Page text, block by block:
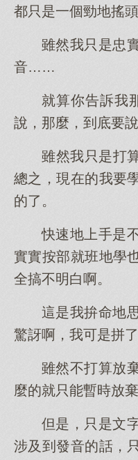
都只是一個勁地搖頭
雖然我只是忠
音……
就算你告訴我
說，那麼，到底要
雖然我只是打
總之，現在的我要
的了。
快速地上手是
實實按部就班地學
全搞不明白啊。
這是我拚命地
驚訝啊，我可是拼
雖然不打算放
麼的就只能暫時放棄
但是，只是文
涉及到發音的話，